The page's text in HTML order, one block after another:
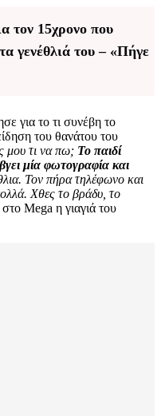
τον 15χρονο που
γενέθλιά του – «Πήγε
για το τι συνέβη το
του θανάτου του
μου τι να πω; Το παιδί
μία φωτογραφία και
Τον πήρα τηλέφωνο και
Χθες το βράδυ, το
στο Mega η γιαγιά του